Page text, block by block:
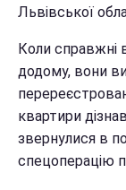
Львівської
Коли справжні
додому, вони
квартири
звернулися в
спецоперацію